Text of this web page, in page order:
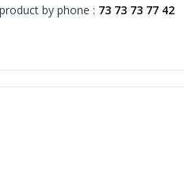
by phone : 73 73 73 77 42